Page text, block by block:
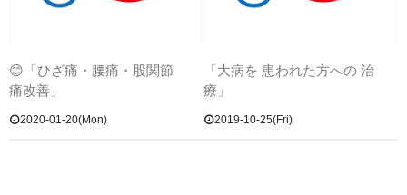
😊「ひざ痛・腰痛・股関節
痛改善」
2020-01-20(Mon)
「大病を 患われた方への 治
療」
2019-10-25(Fri)